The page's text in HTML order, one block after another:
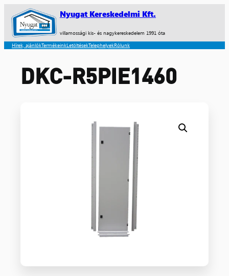
Nyugat Kereskedelmi Kft.
villamossági kis- és nagykereskedelem 1991 óta
Hírek, ajánlókTermékeinkLetöltésekTelephelyekRólunk
DKC-R5PIE1460